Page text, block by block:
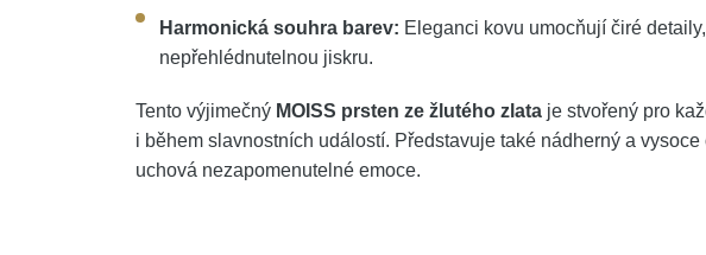
Harmonická souhra barev: Eleganci kovu umocňují čiré
nepřehlédnutelnou jiskru.
Tento výjimečný MOISS prsten ze žlutého zlata je stvořený pro
i během slavnostních událostí. Představuje také nádherný a
uchová nezapomenutelné emoce.